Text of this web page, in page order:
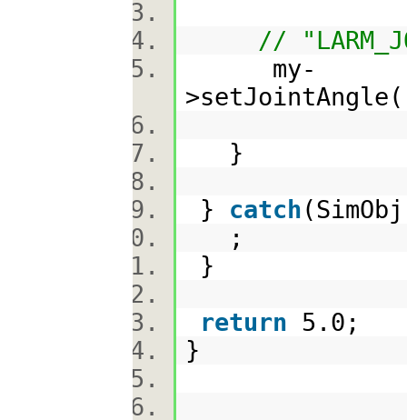
//
my-
>setJointAngle(
}
} catch
;
}
return 5.0;
}